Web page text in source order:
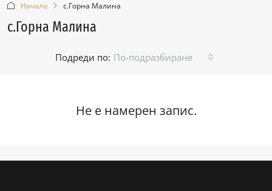
Начало с.Горна Малина
с.Горна Малина
Подреди по: По-подразбиране
Не е намерен запис.